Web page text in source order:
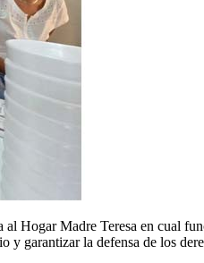
Hogar Madre Teresa en cual
garantizar la defensa de los